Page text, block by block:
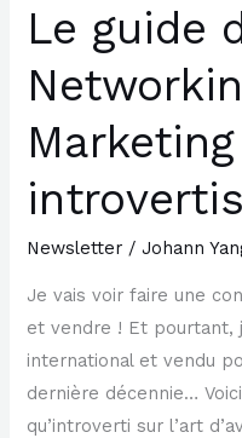
Le guide
introvertis
Newsletter /Johann
Je vais voir faire une
et vendre ! Et pourtant,
international et vendu
dernière décennie…
qu’introverti sur l’art